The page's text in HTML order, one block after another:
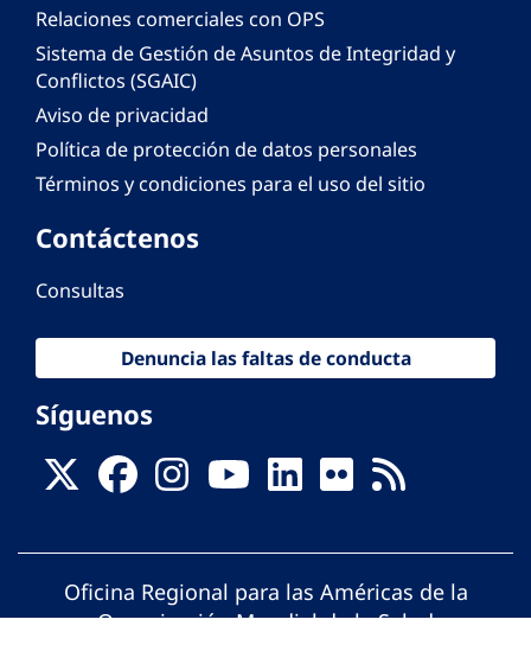
Relaciones comerciales con OPS
Sistema de Gestión de Asuntos de Integridad y
Conflictos (SGAIC)
Aviso de privacidad
Política de protección de datos personales
Términos y condiciones para el uso del sitio
Contáctenos
Consultas
Denuncia las faltas de conducta
Síguenos
Oficina Regional para las Américas de la
Organización Mundial de la Salud